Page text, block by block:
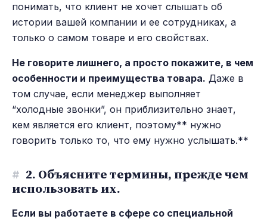
понимать, что клиент не хочет слышать об
истории вашей компании и ее сотрудниках, а
только о самом товаре и его свойствах.
Не говорите лишнего, а просто покажите, в чем
особенности и преимущества товара. Даже в
том случае, если менеджер выполняет
“холодные звонки”, он приблизительно знает,
кем является его клиент, поэтому** нужно
говорить только то, что ему нужно услышать.**
# 2. Объясните термины, прежде чем
использовать их.
Если вы работаете в сфере со специальной